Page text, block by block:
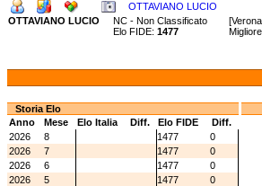
OTTAVIANO LUCIO
OTTAVIANO LUCIO
NC - Non Classificato
Elo FIDE: 1477
Storia Elo
Anno
Mese Elo Italia Diff. Elo FIDE
Diff.
2026
8 1477
0
2026
7 1477
0
2026
6 1477
0
2026
5 1477
0